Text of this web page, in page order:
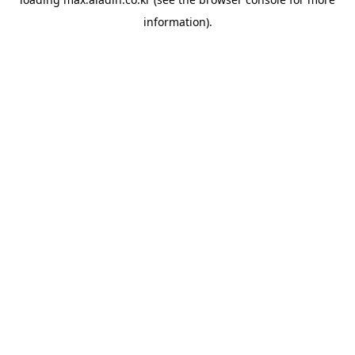
information).